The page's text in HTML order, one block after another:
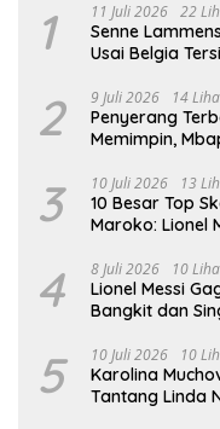
1 11 Juli 2026 22
Senne
Usai Belgia
2 9 Juli 2026 14
Penyerang
Memimpin,
3 10 Juli 2026 13
10 Besar Top
Maroko: Lionel
4 8 Juli 2026 10
Lionel Messi
Bangkit dan
5 10 Juli 2026 10
Karolina
Tantang Linda